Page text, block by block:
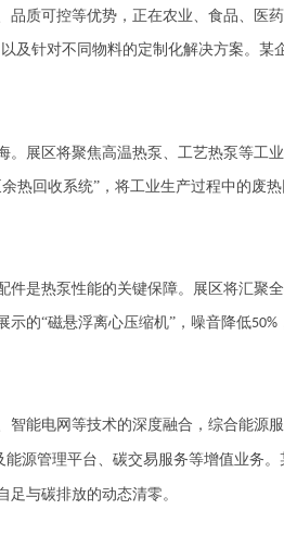
质可控等优势，正在农业、食品、医
及针对不同物料的定制化解决方案。某
展区将聚焦高温热泵、工艺热泵等工
余热回收系统”，将工业生产过程中的废
是热泵性能的关键保障。展区将汇聚
示的“磁悬浮离心压缩机”，噪音降低50%
能电网等技术的深度融合，综合能源
源管理平台、碳交易服务等增值业务
与碳排放的动态清零。